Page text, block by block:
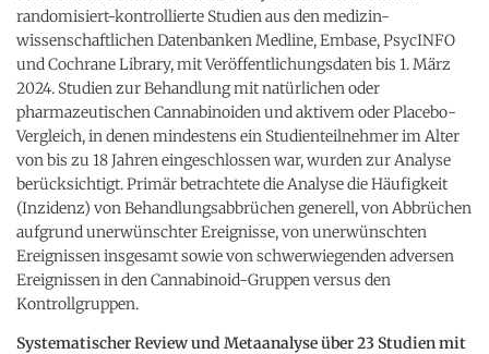
randomisiert-kontrollierte Studien aus den medizin-
wissenschaftlichen Datenbanken Medline, Embase, PsycINFO
und Cochrane Library, mit Veröffentlichungsdaten bis 1. März
2024. Studien zur Behandlung mit natürlichen oder
pharmazeutischen Cannabinoiden und aktivem oder Placebo-
Vergleich, in denen mindestens ein Studienteilnehmer im Alter
von bis zu 18 Jahren eingeschlossen war, wurden zur Analyse
berücksichtigt. Primär betrachtete die Analyse die Häufigkeit
(Inzidenz) von Behandlungsabbrüchen generell, von Abbrüchen
aufgrund unerwünschter Ereignisse, von unerwünschten
Ereignissen insgesamt sowie von schwerwiegenden adversen
Ereignissen in den Cannabinoid-Gruppen versus den
Kontrollgruppen.
Systematischer Review und Metaanalyse über 23 Studien mit